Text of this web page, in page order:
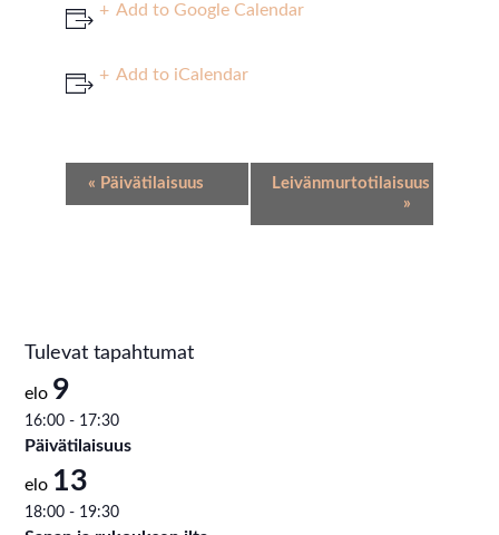
Add to Google Calendar
Add to iCalendar
Event
« Päivätilaisuus
Leivänmurtotilaisuus
»
Tulevat tapahtumat
elo 9
16:00 - 17:30
Päivätilaisuus
elo 13
18:00 - 19:30